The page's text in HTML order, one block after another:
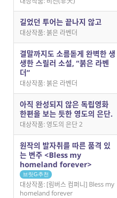
길었던 투어는 끝나지 않고
대상작품: 붉은 라벤더
결말까지도 소름돋게 완벽한 생
생한 스릴러 소설, “붉은 라벤
더”
대상작품: 붉은 라벤더
아직 완성되지 않은 독립영화
한편을 보는 듯한 영도의 은단.
대상작품: 영도의 은단 2
원작의 발자취를 따른 품격 있
는 변주 <Bless my
homeland forever>
브릿G추천
대상작품: [림버스 컴퍼니] Bless my
homeland forever